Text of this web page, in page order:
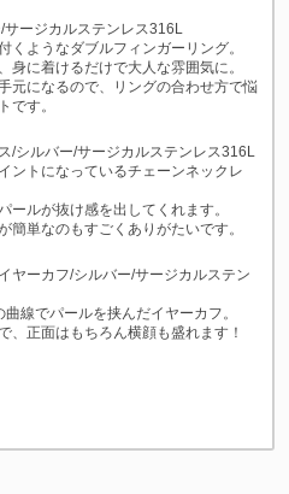
サージカルステンレス316L
ようなダブルフィンガーリング。
身に着けるだけで大人な雰囲気に。
元になるので、リングの合わせ方で悩
です。
/シルバー/サージカルステンレス316L
ントになっているチェーンネックレ
ールが抜け感を出してくれます。
簡単なのもすごくありがたいです。
ヤーカフ/シルバー/サージカルステン
線でパールを挟んだイヤーカフ。
、正面はもちろん横顔も盛れます！